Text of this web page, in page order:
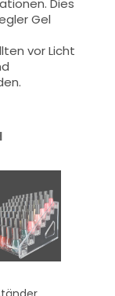
Gel
vor Licht